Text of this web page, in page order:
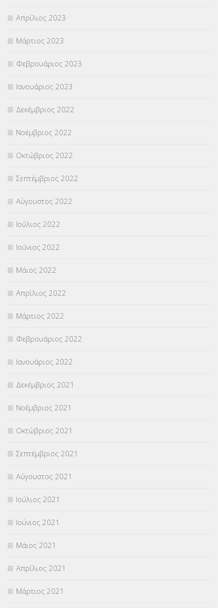
Απρίλιος 2023
Μάρτιος 2023
Φεβρουάριος 2023
Ιανουάριος 2023
Δεκέμβριος 2022
Νοέμβριος 2022
Οκτώβριος 2022
Σεπτέμβριος 2022
Αύγουστος 2022
Ιούλιος 2022
Ιούνιος 2022
Μάιος 2022
Απρίλιος 2022
Μάρτιος 2022
Φεβρουάριος 2022
Ιανουάριος 2022
Δεκέμβριος 2021
Νοέμβριος 2021
Οκτώβριος 2021
Σεπτέμβριος 2021
Αύγουστος 2021
Ιούλιος 2021
Ιούνιος 2021
Μάιος 2021
Απρίλιος 2021
Μάρτιος 2021